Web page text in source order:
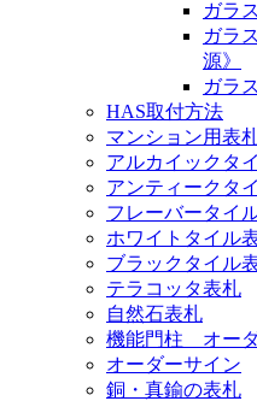
ガラ
ガラ
源》
ガラ
HAS取付方法
マンション用表
アルカイックタ
アンティークタ
フレーバータイ
ホワイトタイル
ブラックタイル
テラコッタ表札
自然石表札
機能門柱 オー
オーダーサイン
銅・真鍮の表札